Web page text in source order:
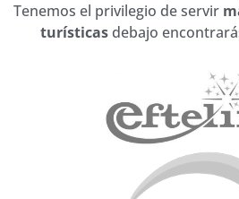
Tenemos el privilegio de servir
turísticasdebajo